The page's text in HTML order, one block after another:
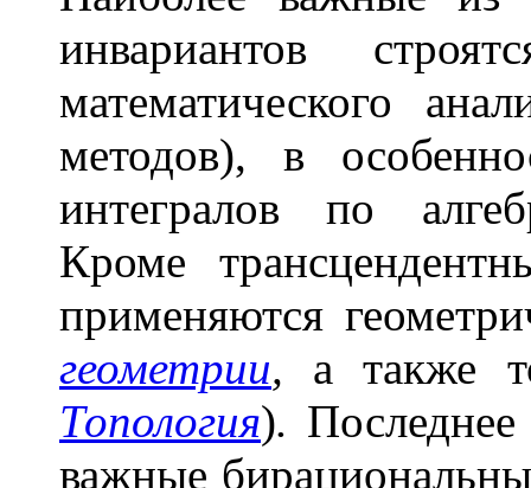
инвариантов
математического
методов), в
интегралов по
Кроме
применяются
геометрии, а также
Топология).
важные